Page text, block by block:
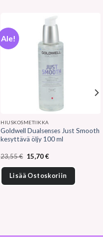
Ale!
HIUSKOSMETIIKKA
Goldwell Dualsenses Just Smooth
kesyttävä öljy 100 ml
23,55€ Alkuperäinen
hinta
oli:
23,55 €.
15,70€Nykyinen
on:
15,70 €.
Lisää Ostoskoriin